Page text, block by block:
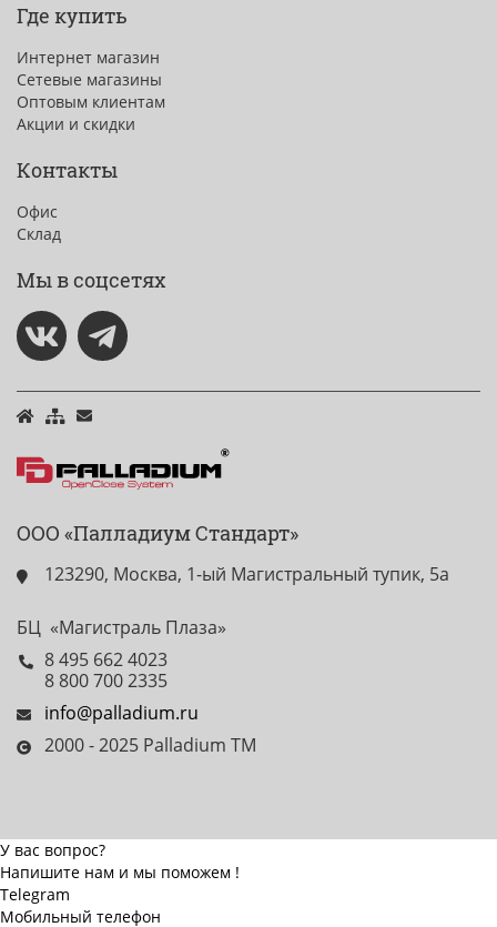
Где купить
Интернет магазин
Сетевые магазины
Оптовым клиентам
Акции и скидки
Контакты
Офис
Склад
Мы в соцсетях
ООО «Палладиум Стандарт»
123290, Москва, 1-ый Магистральный тупик, 5а
БЦ «Магистраль Плаза»
8 495 662 4023
8 800 700 2335
info@palladium.ru
2000 - 2025 Palladium TM
У вас вопрос?
Напишите нам и мы поможем !
Telegram
Мобильный телефон